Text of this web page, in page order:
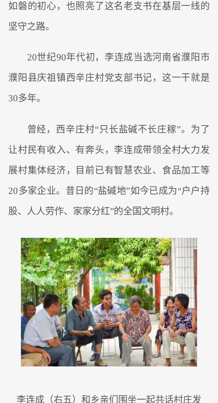
如磐的初心，也照亮了这名老支书在基层一线的
坚守之路。
20世纪90年代初，李连成当选河南省濮阳市
濮阳县庆祖镇西辛庄村党支部书记，这一干就是
30多年。
曾经，西辛庄村“只长盐碱不长庄稼”。为了
让村民有收入、有奔头，李连成带领全村大力发
展村集体经济，目前已有智慧农业、食品加工等
20多家企业。昔日的“盐碱地”如今已成为“户户持
股、人人劳作、家家分红”的全国文明村。
李连成（右五）和乡亲们围坐一起共话村庄发